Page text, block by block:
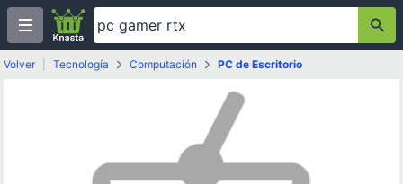
Volver Tecnología Computación PC de Escritorio